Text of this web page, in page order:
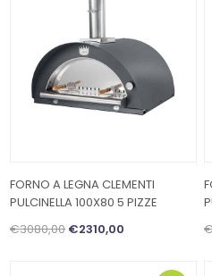
FORNO A LEGNA CLEMENTI
PULCINELLA 100X80 5 PIZZE
€3080,00 €2310,00